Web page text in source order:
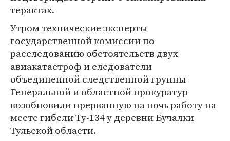
терактах.
Утром технические эксперты
государственной комиссии по
расследованию обстоятельств двух
авиакатастроф и следователи
объединенной следственной группы
Генеральной и областной прокуратур
возобновили прерванную на ночь работу на
месте гибели Ту-134 у деревни Бучалки
Тульской области.